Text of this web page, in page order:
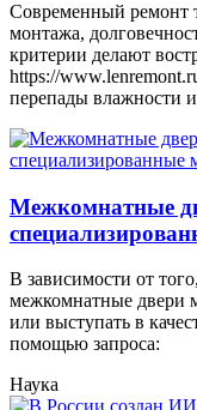
Современный ремонт
монтажа,
критерии делают
https://
перепады влажности и
Межкомнатные
В зависимости от
межкомнатные двери
или выступать в
помощью запроса:
Наука